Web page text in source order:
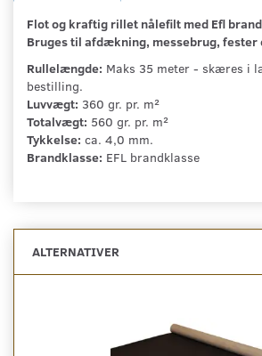
Flot og kraftig rillet nålefilt med Efl
Bruges til afdækning, messebrug, fester
Rullelængde: Maks 35 meter - skæres i
bestilling.
Luvvægt: 360 gr. pr. m²
Totalvægt: 560 gr. pr. m²
Tykkelse: ca. 4,0 mm.
Brandklasse: EFL brandklasse
ALTERNATIVER